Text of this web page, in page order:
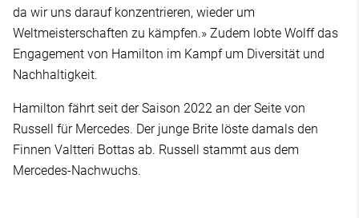
da wir uns darauf konzentrieren, wieder um
Weltmeisterschaften zu kämpfen.» Zudem lobte Wolff das
Engagement von Hamilton im Kampf um Diversität und
Nachhaltigkeit.
Hamilton fährt seit der Saison 2022 an der Seite von
Russell für Mercedes. Der junge Brite löste damals den
Finnen Valtteri Bottas ab. Russell stammt aus dem
Mercedes-Nachwuchs.